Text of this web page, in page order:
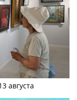
августа